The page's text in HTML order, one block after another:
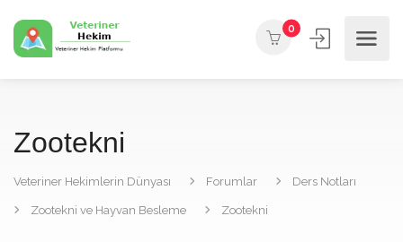
0
Zootekni
Veteriner Hekimlerin Dünyası Forumlar Ders Notları
Zootekni ve Hayvan Besleme Zootekni